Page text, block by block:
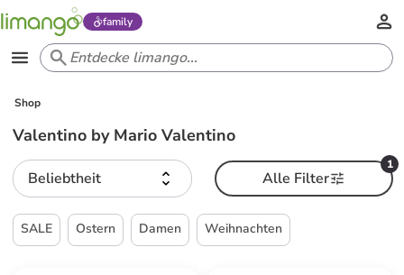
family
Shop
Valentino by Mario Valentino
Beliebtheit
1
Alle Filter
SALE Ostern Damen Weihnachten